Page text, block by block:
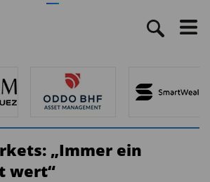
„Immer ein
wert“